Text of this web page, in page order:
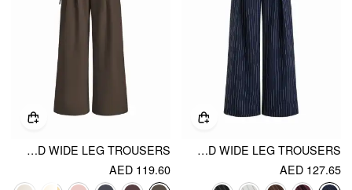
MID RISE STRIPE PLEATED WIDE LEG TROUSERS
AED 127.65
MID RISE TIE SIDE KNOTTED PLEATED WIDE LEG TROUSERS
AED 119.60